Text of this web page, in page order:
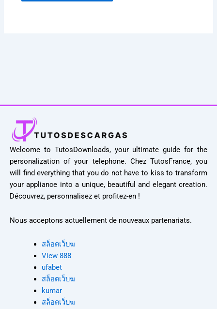
Welcome to TutosDownloads, your ultimate guide for the
personalization of your telephone. Chez TutosFrance, you
will find everything that you do not have to kiss to transform
your appliance into a unique, beautiful and elegant creation.
Découvrez, personnalisez et profitez-en !
Nous acceptons actuellement de nouveaux partenariats.
สล็อตเว็บฆ
View 888
ufabet
สล็อตเว็บฆ
kumar
สล็อตเว็บฆ